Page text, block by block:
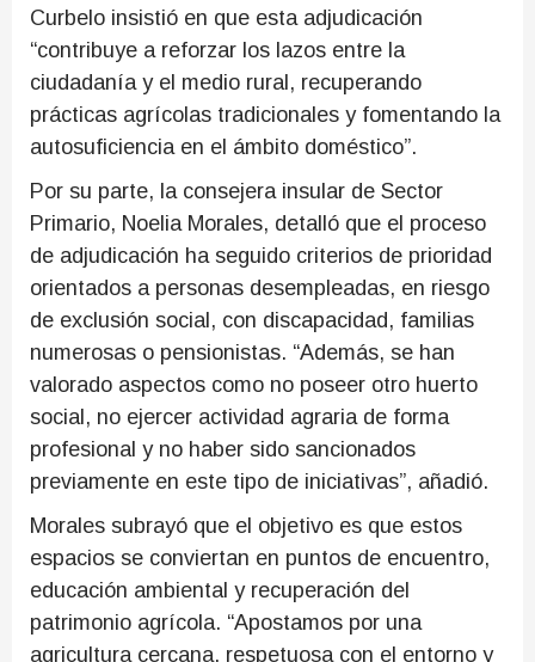
Curbelo insistió en que esta adjudicación
“contribuye a reforzar los lazos entre la
ciudadanía y el medio rural, recuperando
prácticas agrícolas tradicionales y fomentando la
autosuficiencia en el ámbito doméstico”.
Por su parte, la consejera insular de Sector
Primario, Noelia Morales, detalló que el proceso
de adjudicación ha seguido criterios de prioridad
orientados a personas desempleadas, en riesgo
de exclusión social, con discapacidad, familias
numerosas o pensionistas. “Además, se han
valorado aspectos como no poseer otro huerto
social, no ejercer actividad agraria de forma
profesional y no haber sido sancionados
previamente en este tipo de iniciativas”, añadió.
Morales subrayó que el objetivo es que estos
espacios se conviertan en puntos de encuentro,
educación ambiental y recuperación del
patrimonio agrícola. “Apostamos por una
agricultura cercana, respetuosa con el entorno y